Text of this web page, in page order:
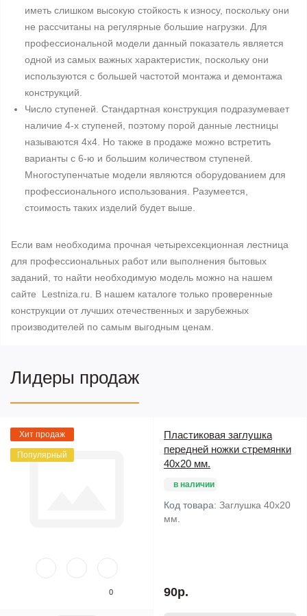
иметь слишком высокую стойкость к износу, поскольку они
не рассчитаны на регулярные большие нагрузки. Для
профессиональной модели данный показатель является
одной из самых важных характеристик, поскольку они
используются с большей частотой монтажа и демонтажа
конструкций.
Число ступеней. Стандартная конструкция подразумевает
наличие 4-х ступеней, поэтому порой данные лестницы
называются 4х4. Но также в продаже можно встретить
варианты с 6-ю и большим количеством ступеней.
Многоступенчатые модели являются оборудованием для
профессионального использования. Разумеется,
стоимость таких изделий будет выше.
Если вам необходима прочная четырехсекционная лестница
для профессиональных работ или выполнения бытовых
заданий, то найти необходимую модель можно на нашем
сайте Lestniza.ru. В нашем каталоге только проверенные
конструкции от лучших отечественных и зарубежных
производителей по самым выгодным ценам.
Лидеры продаж
Хит продаж
Популярный
0
Пластиковая заглушка
передней ножки стремянки
40х20 мм.
в наличии
Код товара: Заглушка 40х20
мм.
90р.